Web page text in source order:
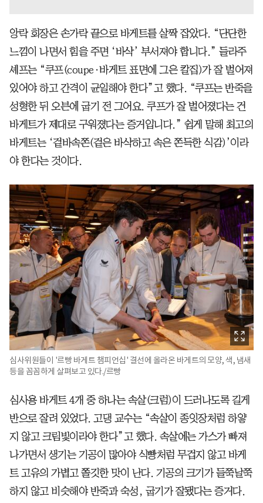
앙락 회장은 손가락 끝으로 바게트를 살짝 잡았다. “단단한
느낌이 나면서 힘을 주면 ‘바삭’ 부서져야 합니다.” 들라주
셰프는 “쿠프(coupe·바게트 표면에 그은 칼집)가 잘 벌어져
있어야 하고 간격이 균일해야 한다”고 했다. “쿠프는 반죽을
성형한 뒤 오븐에 굽기 전 그어요. 쿠프가 잘 벌어졌다는 건
바게트가 제대로 구워졌다는 증거입니다.” 쉽게 말해 최고의
바게트는 ‘겉바속쫀(겉은 바삭하고 속은 쫀득한 식감)’이라
야 한다는 것이다.
심사위원들이 '르빵 바게트 챔피언십' 결선에 올라온 바게트의 모양, 색, 냄새
등을 꼼꼼하게 살펴보고 있다./르빵
심사용 바게트 4개 중 하나는 속살(크럼)이 드러나도록 길게
반으로 잘려 있었다. 고댕 교수는 “속살이 종잇장처럼 하얗
지 않고 크림빛이라야 한다”고 했다. 속살에는 가스가 빠져
나가면서 생기는 기공이 많아야 식빵처럼 무겁지 않고 바게
트 고유의 가볍고 쫄깃한 맛이 난다. 기공의 크기가 들쭉날쭉
하지 않고 비슷해야 반죽과 숙성, 굽기가 잘됐다는 증거다.